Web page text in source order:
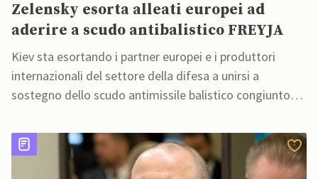
Zelensky esorta alleati europei ad
aderire a scudo antibalistico FREYJA
Kiev sta esortando i partner europei e i produttori
internazionali del settore della difesa a unirsi a
sostegno dello scudo antimissile balistico congiunto